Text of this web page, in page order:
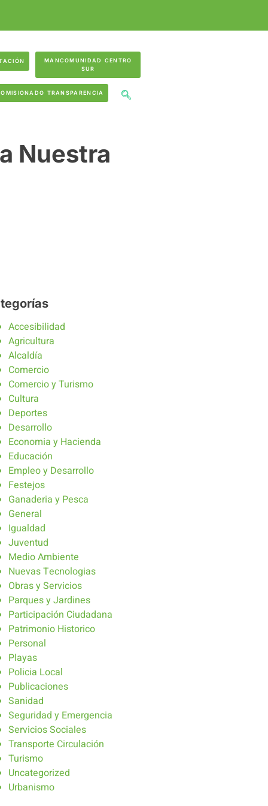
MANCOMUNIDAD CENTRO
SUR
TRANSPARENCIA
Nuestra
Accesibilidad
Agricultura
Alcaldía
Comercio
Comercio y Turismo
Cultura
Deportes
Desarrollo
Economia y Hacienda
Educación
Empleo y Desarrollo
Festejos
Ganaderia y Pesca
General
Igualdad
Juventud
Medio Ambiente
Nuevas Tecnologias
Obras y Servicios
Parques y Jardines
Participación Ciudadana
Patrimonio Historico
Personal
Playas
Policia Local
Publicaciones
Sanidad
Seguridad y Emergencia
Servicios Sociales
Transporte Circulación
Turismo
Uncategorized
Urbanismo